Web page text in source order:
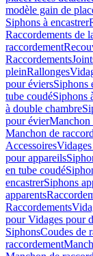
modèle gain de
Siphons à encastrer
Raccordements de
raccordement
Raccordements
pleinRallonges
pour éviersSiphons
tube coudéSiphons
à double chambre
pour évierManchon
Manchon de
Accessoires
pour appareils
en tube coudé
encastrerSiphons
apparents
Raccordements
pour Vidages pour
SiphonsCoudes de
raccordement